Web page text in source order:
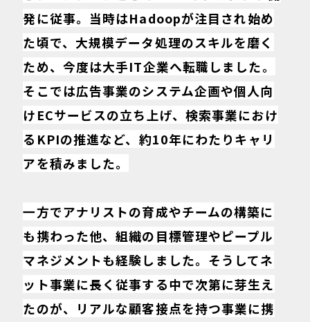
発に従事。当時はHadoopが注目され始め
た頃で、大規模データ処理のスキルを磨く
ため、今度は大手IT企業へ転職しました。
そこでは広告事業のシステム企画や個人向
けECサービスの立ち上げ、検索事業におけ
るKPIの推進など、約10年にわたりキャリ
アを積みました。
一方でアナリストの育成やチームの構築に
も携わった他、組織の目標管理やピープル
マネジメントも経験しました。そうしてネ
ット事業に長く従事する中で次第に芽生え
たのが、リアルな顧客接点を持つ事業に携